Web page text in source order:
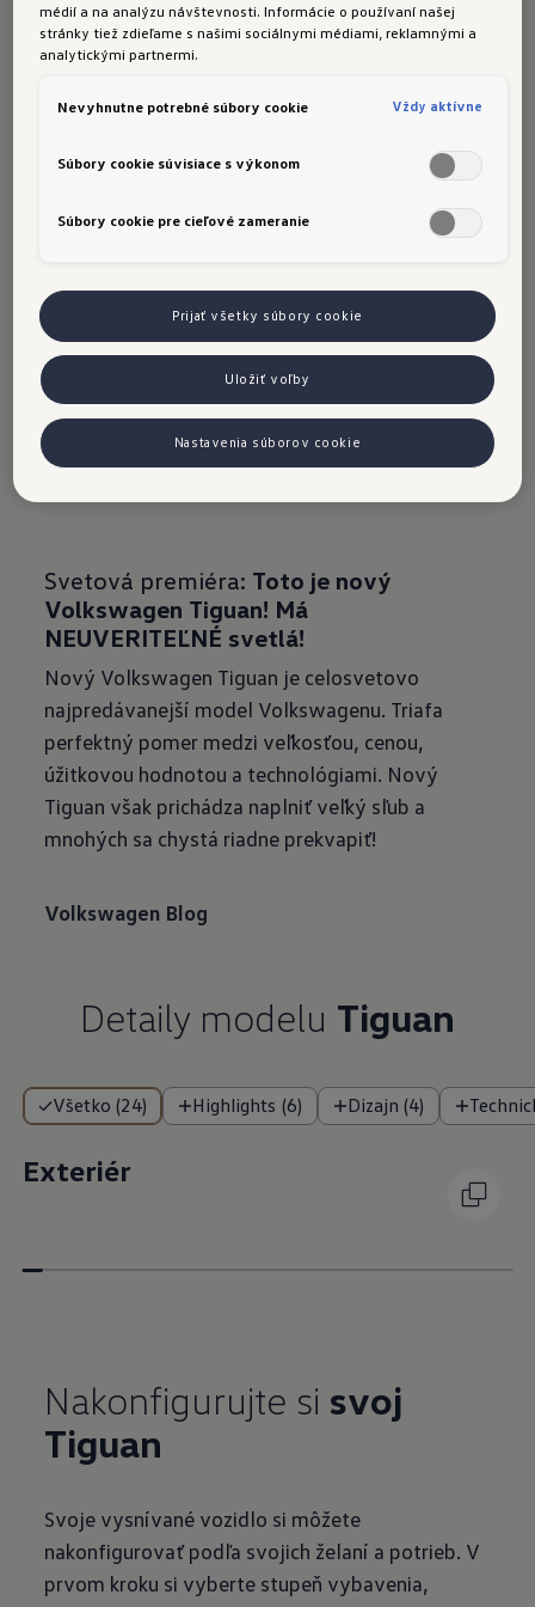
Zmeniť nastavenia cookies
prémiový
podvozok a sklenenú masku
Jeden z najúspešnejších modelov Volkswagen
cieľom pokoryť aerodynamický odpor a zároveň
vzduchu z 0,33 na 0,28 aj vďaka sklenenej maske
chladiča. Podvozok s prémiovými prvkami a
bohatá paleta motorizácií z neho robia opäť
neodolateľného hráča pri výbere rodinného auta.
YouTube kanál Volkswagen
Svetová premiéra: Toto je nový
Volkswagen Tiguan! Má
NEUVERITEĽNÉ svetlá!
Nový Volkswagen Tiguan je celosvetovo
najpredávanejší model Volkswagenu. Triafa
perfektný pomer medzi veľkosťou, cenou,
úžitkovou hodnotou a technológiami. Nový
Tiguan však prichádza naplniť veľký sľub a
mnohých sa chystá riadne prekvapiť!
Volkswagen Blog
Detaily modelu Tiguan
Všetko (24) Highlights (6) Dizajn (4)
Exteriér
Nakonfigurujte si svoj
Tiguan
Svoje vysnívané vozidlo si môžete
nakonfigurovať podľa svojich želaní a potrieb. V
prvom kroku si vyberte stupeň vybavenia,
médií a na analýzu návštevnosti. Informácie o používaní našej
stránky tiež zdieľame s našimi sociálnymi médiami, reklamnými a
analytickými partnermi.
Nevyhnutne potrebné súbory cookie Vždy aktívne
Súbory cookie súvisiace s výkonom
Súbory cookie pre cieľové zameranie
Prijať všetky súbory cookie
Uložiť voľby
Nastavenia súborov cookie